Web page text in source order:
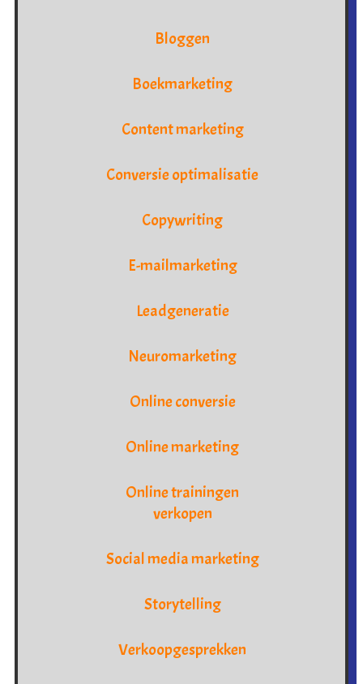
Bloggen
Boekmarketing
Content marketing
Conversie optimalisatie
Copywriting
E-mailmarketing
Leadgeneratie
Neuromarketing
Online conversie
Online marketing
Online trainingen
verkopen
Social media marketing
Storytelling
Verkoopgesprekken